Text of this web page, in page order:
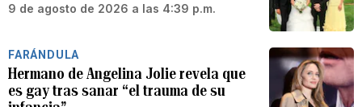
9 de agosto de 2026 a las 4:39 p.m.
FARÁNDULA
Hermano de Angelina Jolie revela que
es gay tras sanar “el trauma de su